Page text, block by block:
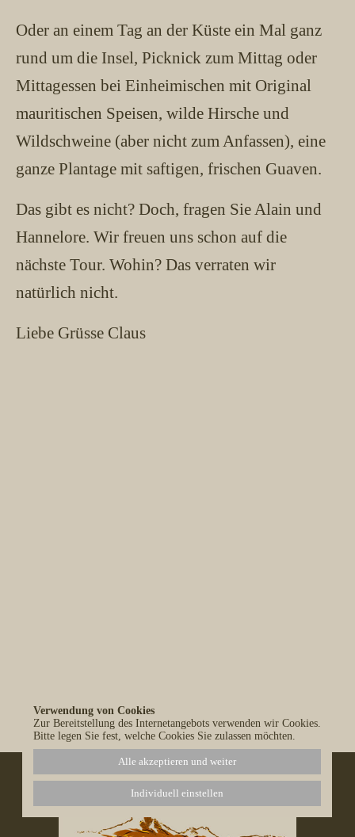
Oder an einem Tag an der Küste ein Mal ganz
rund um die Insel, Picknick zum Mittag oder
Mittagessen bei Einheimischen mit Original
mauritischen Speisen, wilde Hirsche und
Wildschweine (aber nicht zum Anfassen), eine
ganze Plantage mit saftigen, frischen Guaven.
Das gibt es nicht? Doch, fragen Sie Alain und
Hannelore. Wir freuen uns schon auf die
nächste Tour. Wohin? Das verraten wir
natürlich nicht.
Liebe Grüsse Claus
Alle Blog-Einträge anzeigen
Verwendung von Cookies
Zur Bereitstellung des Internetangebots verwenden wir Cookies.
Bitte legen Sie fest, welche Cookies Sie zulassen möchten.
Alle akzeptieren und weiter
Individuell einstellen